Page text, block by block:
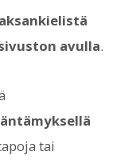
avulla.
tai